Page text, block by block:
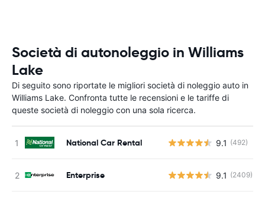
Società di autonoleggio in Williams
Lake
Di seguito sono riportate le migliori società di noleggio auto in
Williams Lake. Confronta tutte le recensioni e le tariffe di
queste società di noleggio con una sola ricerca.
National Car Rental 9.1 (492)
Enterprise 9.1 (2409)